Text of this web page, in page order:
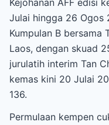
Kejohanan AFF edisi
Julai hingga 26 Ogos
Kumpulan B bersama
Laos, dengan skuad
jurulatih interim Tan
kemas kini 20 Julai
136.
Permulaan kempen